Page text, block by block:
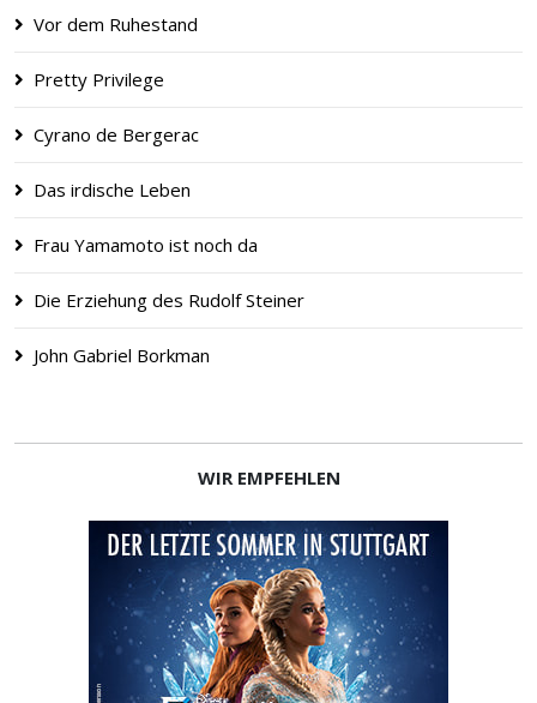
Vor dem Ruhestand
Pretty Privilege
Cyrano de Bergerac
Das irdische Leben
Frau Yamamoto ist noch da
Die Erziehung des Rudolf Steiner
John Gabriel Borkman
WIR EMPFEHLEN